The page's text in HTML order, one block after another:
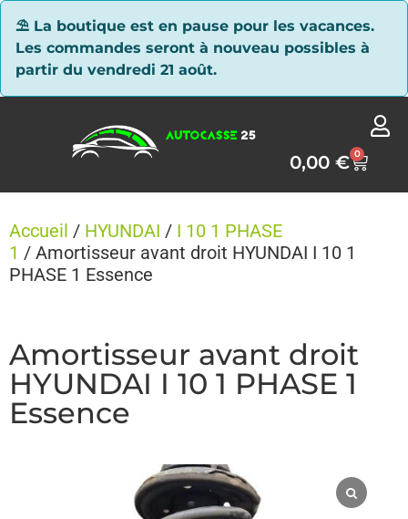
⛱ La boutique est en pause pour les vacances.
Les commandes seront à nouveau possibles à
partir du vendredi 21 août.
0,00€ 0
Accueil / HYUNDAI / I 10 1 PHASE
1 / Amortisseur avant droit HYUNDAI I 10 1
PHASE 1 Essence
Amortisseur avant droit
HYUNDAI I 10 1 PHASE 1
Essence
Panneau de gestion des cookies